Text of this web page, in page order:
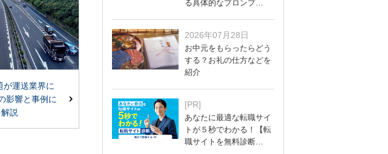
が運送業界に
影響と事例に
説
る具体的なプロンプ…
2026年07月28日
お中元をもらったらどう
する？お礼の仕方などを
紹介
[PR]
あなたに最適な転職サイ
トが５秒でわかる！【転
職サイトを無料診断…